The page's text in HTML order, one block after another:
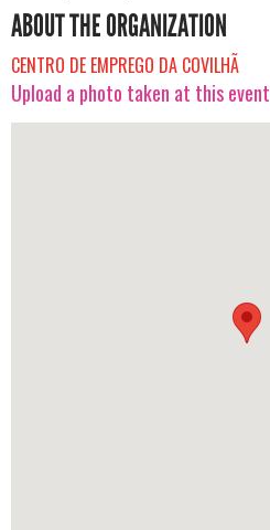
ABOUT THE ORGANIZATION
CENTRO DE EMPREGO DA COVILHÃ
Upload a photo taken at this event